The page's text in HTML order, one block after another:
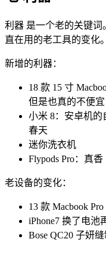
利器 是一个老的关键
直在用的老工具的变化。
新增的利器：
18 款 15 寸
但是也真的不便宜
小米 8：安卓机
春天
迷你洗衣机
Flypods Pro：真香
老设备的变化：
13 款 Macbook
iPhone7 换了电池
Bose QC20 子妍